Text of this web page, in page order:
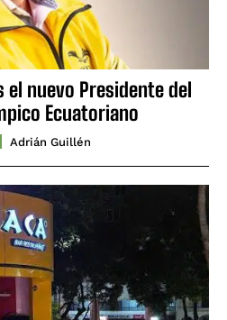
el nuevo Presidente del
Ecuatoriano
Adrián Guillén